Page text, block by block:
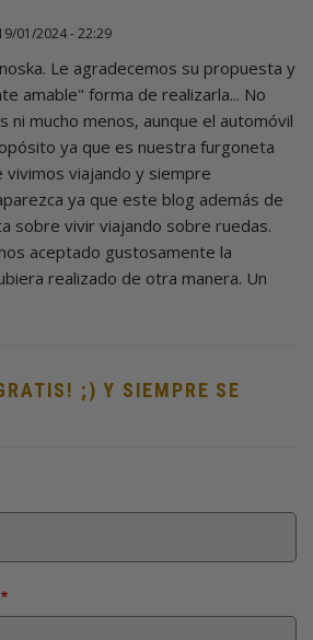
01/2024 - 22:29
Le agradecemos su propuesta y
amable" forma de realizarla... No
ni mucho menos, aunque el automóvil
ya que es nuestra furgoneta
vivimos viajando y siempre
ya que este blog además de
sobre vivir viajando sobre ruedas.
aceptado gustosamente la
realizado de otra manera. Un
;) Y SIEMPRE SE